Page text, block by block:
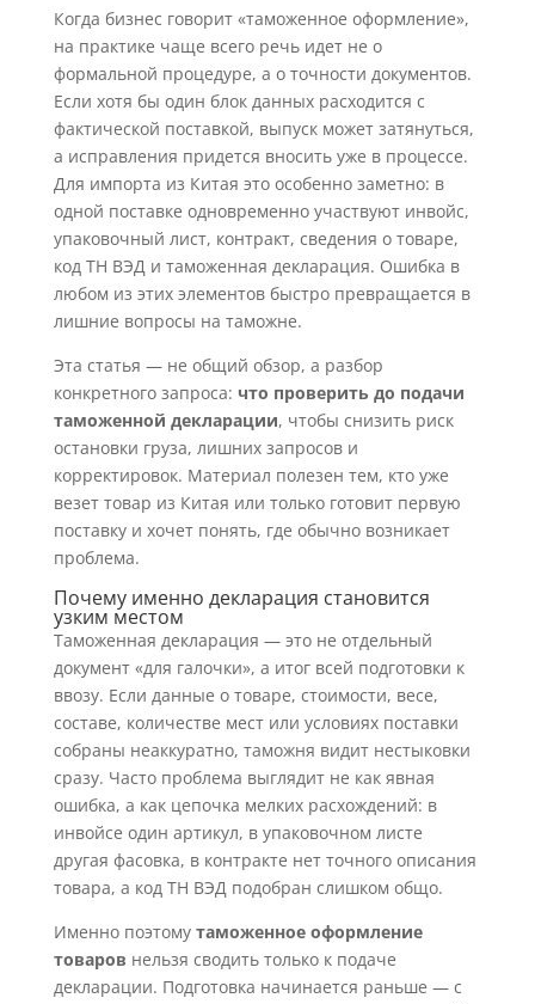
Когда бизнес говорит «таможенное оформление»,
на практике чаще всего речь идет не о
формальной процедуре, а о точности документов.
Если хотя бы один блок данных расходится с
фактической поставкой, выпуск может затянуться,
а исправления придется вносить уже в процессе.
Для импорта из Китая это особенно заметно: в
одной поставке одновременно участвуют инвойс,
упаковочный лист, контракт, сведения о товаре,
код ТН ВЭД и таможенная декларация. Ошибка в
любом из этих элементов быстро превращается в
лишние вопросы на таможне.
Эта статья — не общий обзор, а разбор
конкретного запроса: что проверить до подачи
таможенной декларации, чтобы снизить риск
остановки груза, лишних запросов и
корректировок. Материал полезен тем, кто уже
везет товар из Китая или только готовит первую
поставку и хочет понять, где обычно возникает
проблема.
Почему именно декларация становится
узким местом
Таможенная декларация — это не отдельный
документ «для галочки», а итог всей подготовки к
ввозу. Если данные о товаре, стоимости, весе,
составе, количестве мест или условиях поставки
собраны неаккуратно, таможня видит нестыковки
сразу. Часто проблема выглядит не как явная
ошибка, а как цепочка мелких расхождений: в
инвойсе один артикул, в упаковочном листе
другая фасовка, в контракте нет точного описания
товара, а код ТН ВЭД подобран слишком общо.
Именно поэтому таможенное оформление
товаров нельзя сводить только к подаче
декларации. Подготовка начинается раньше — с